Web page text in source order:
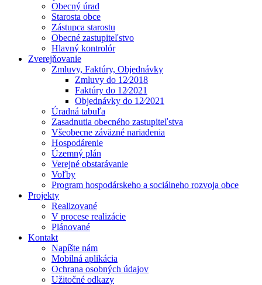
Obecný úrad
Starosta obce
Zástupca starostu
Obecné zastupiteľstvo
Hlavný kontrolór
Zverejňovanie
Zmluvy, Faktúry, Objednávky
Zmluvy do 12⁄2018
Faktúry do 12⁄2021
Objednávky do 12⁄2021
Úradná tabuľa
Zasadnutia obecného zastupiteľstva
Všeobecne záväzné nariadenia
Hospodárenie
Územný plán
Verejné obstarávanie
Voľby
Program hospodárskeho a sociálneho rozvoja obce
Projekty
Realizované
V procese realizácie
Plánované
Kontakt
Napíšte nám
Mobilná aplikácia
Ochrana osobných údajov
Užitočné odkazy